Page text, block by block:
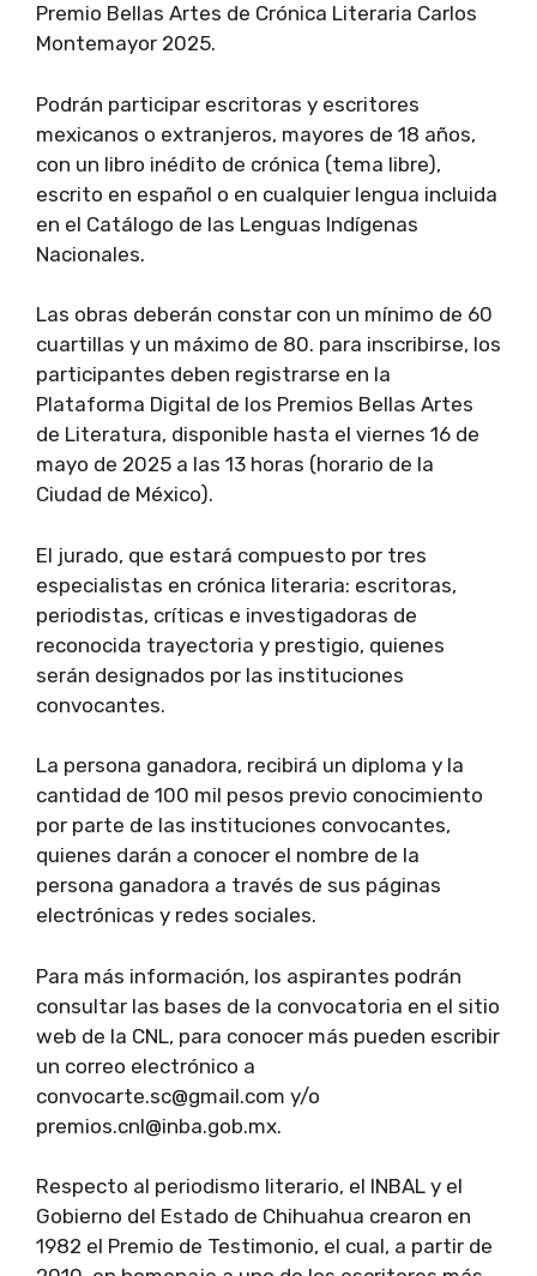
Premio Bellas Artes de Crónica Literaria Carlos
Montemayor 2025.
Podrán participar escritoras y escritores
mexicanos o extranjeros, mayores de 18 años,
con un libro inédito de crónica (tema libre),
escrito en español o en cualquier lengua incluida
en el Catálogo de las Lenguas Indígenas
Nacionales.
Las obras deberán constar con un mínimo de 60
cuartillas y un máximo de 80. para inscribirse, los
participantes deben registrarse en la
Plataforma Digital de los Premios Bellas Artes
de Literatura, disponible hasta el viernes 16 de
mayo de 2025 a las 13 horas (horario de la
Ciudad de México).
El jurado, que estará compuesto por tres
especialistas en crónica literaria: escritoras,
periodistas, críticas e investigadoras de
reconocida trayectoria y prestigio, quienes
serán designados por las instituciones
convocantes.
La persona ganadora, recibirá un diploma y la
cantidad de 100 mil pesos previo conocimiento
por parte de las instituciones convocantes,
quienes darán a conocer el nombre de la
persona ganadora a través de sus páginas
electrónicas y redes sociales.
Para más información, los aspirantes podrán
consultar las bases de la convocatoria en el sitio
web de la CNL, para conocer más pueden escribir
un correo electrónico a
convocarte.sc@gmail.com y/o
premios.cnl@inba.gob.mx.
Respecto al periodismo literario, el INBAL y el
Gobierno del Estado de Chihuahua crearon en
1982 el Premio de Testimonio, el cual, a partir de